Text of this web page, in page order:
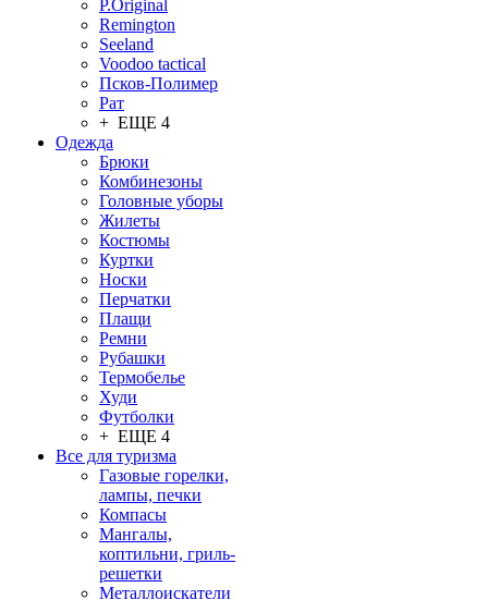
P.Original
Remington
Seeland
Voodoo tactical
Псков-Полимер
Рат
+ ЕЩЕ 4
Одежда
Брюки
Комбинезоны
Головные уборы
Жилеты
Костюмы
Куртки
Носки
Перчатки
Плащи
Ремни
Рубашки
Термобелье
Худи
Футболки
+ ЕЩЕ 4
Все для туризма
Газовые горелки,
лампы, печки
Компасы
Мангалы,
коптильни, гриль-
решетки
Металлоискатели